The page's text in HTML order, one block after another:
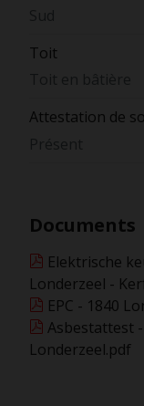
Toit
Attestation de
Documents
Elektrische
Londerzeel -
EPC - 1840
Asbestattest
Londerzeel.pdf